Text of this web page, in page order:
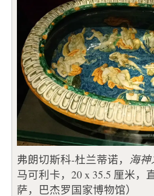
弗朗切斯科-杜兰蒂诺， 海
马可利卡，20 x 35.5 厘米，
萨，巴杰罗国家博物馆）